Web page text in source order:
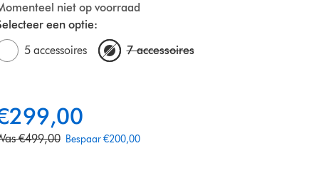
niet op voorraad
een optie:
5 accessoires
7 accessoires
€499,00 Bespaar €200,00